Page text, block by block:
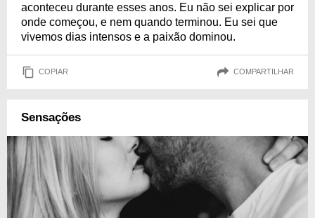
aconteceu durante esses anos. Eu não sei explicar por
onde começou, e nem quando terminou. Eu sei que
vivemos dias intensos e a paixão dominou.
COPIAR COMPARTILHAR
Sensações